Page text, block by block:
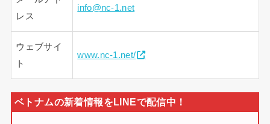
レス
info@nc-1.net
ウェブサイ
ト
www.nc-1.net/